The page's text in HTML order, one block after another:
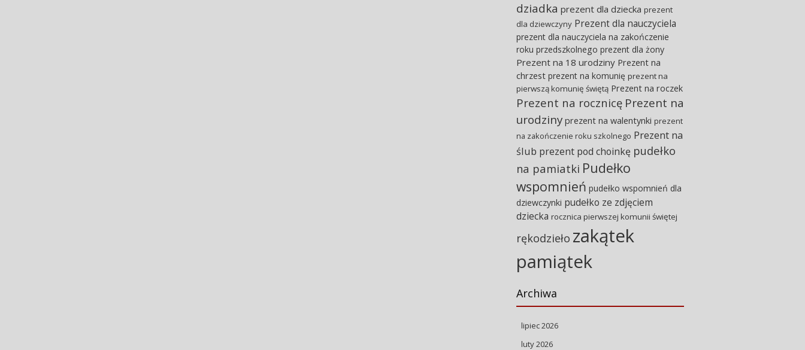
dziadka prezent dla dziecka prezent
dla dziewczyny Prezent dla nauczyciela
prezent dla nauczyciela na zakończenie
roku przedszkolnego prezent dla żony
Prezent na 18 urodziny Prezent na
chrzest prezent na komunię prezent na
pierwszą komunię świętą Prezent na roczek
Prezent na rocznicę Prezent na
urodziny prezent na walentynki prezent
na zakończenie roku szkolnego Prezent na
ślub prezent pod choinkę pudełko
na pamiatki Pudełko
wspomnień pudełko wspomnień dla
dziewczynki pudełko ze zdjęciem
dziecka rocznica pierwszej komunii świętej
rękodzieło zakątek
pamiątek
Archiwa
lipiec 2026
luty 2026